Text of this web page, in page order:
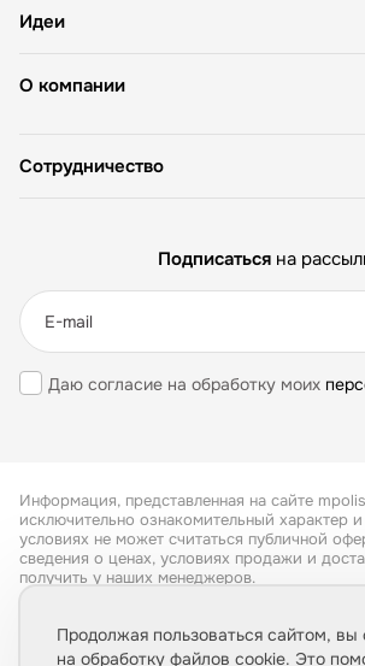
О компании
Идеи
Сотрудничество
Подписаться на
Даю согласие на обработку моих
Информация, представленная на сайте
исключительно ознакомительный характер
условиях не может считаться публичной
сведения о ценах, условиях продажи и
получить у наших менеджеров.
Продолжая пользоваться сайтом, вы
на обработку файлов cookie. Это